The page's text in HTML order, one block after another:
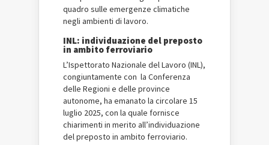
quadro sulle emergenze climatiche
negli ambienti di lavoro.
INL: individuazione del preposto
in ambito ferroviario
L’Ispettorato Nazionale del Lavoro (INL),
congiuntamente con la Conferenza
delle Regioni e delle province
autonome, ha emanato la circolare 15
luglio 2025, con la quale fornisce
chiarimenti in merito all’individuazione
del preposto in ambito ferroviario.